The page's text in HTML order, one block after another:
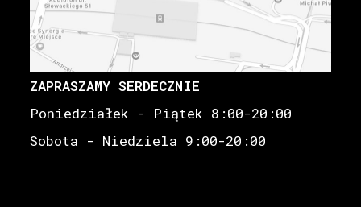
ZAPRASZAMY SERDECZNIE
Poniedziałek - Piątek 8:00-20:00
Sobota - Niedziela 9:00-20:00